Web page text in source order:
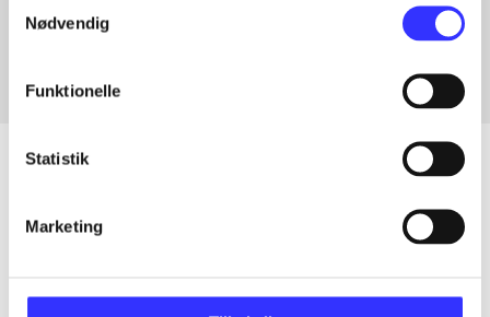
Nødvendig
Funktionelle
Statistik
Marketing
Fra
Artikler